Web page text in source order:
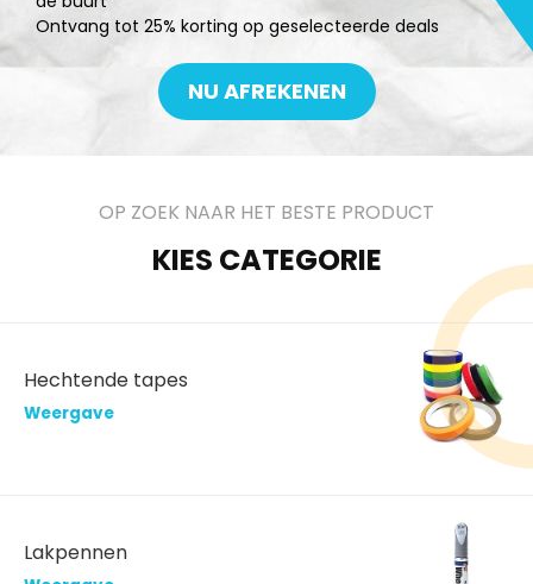
Ontvang tot 25% korting op geselecteerde deals
NU AFREKENEN
OP ZOEK NAAR HET BESTE PRODUCT
KIES CATEGORIE
Hechtende tapes
Weergave
Lakpennen